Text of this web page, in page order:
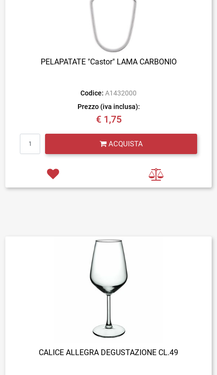
PELAPATATE "Castor" LAMA CARBONIO
Codice: A1432000
Prezzo (iva inclusa):
€ 1,75
ACQUISTA
CALICE ALLEGRA DEGUSTAZIONE CL.49